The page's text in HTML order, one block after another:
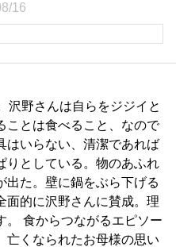
16
沢野さんは自らをジジイと
ことは食べること、なので
はいらない、清潔であれば
りとしている。物のあふれ
出た。壁に鍋をぶら下げる
面的に沢野さんに賛成。理
。 食からつながるエピソー
亡くなられたお母様の思い